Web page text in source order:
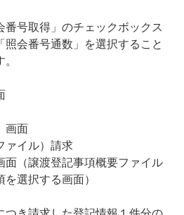
号取得」のチェックボックス
照会番号通数」を選択すること
画面
ァイル）請求
（譲渡登記事項概要ファイル
選択する画面）